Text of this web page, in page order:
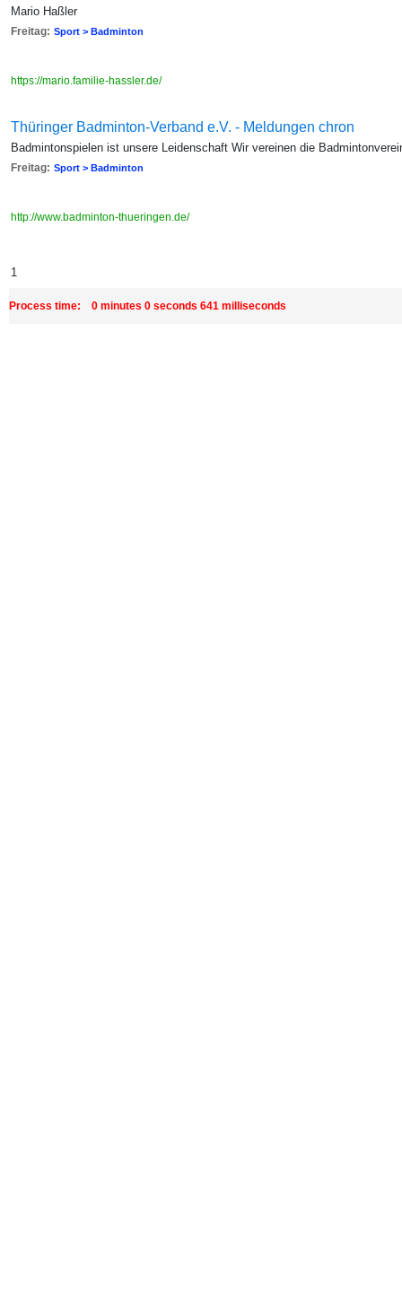
Mario Haßler
Freitag: Sport > Badminton
https://mario.familie-hassler.de/
Thüringer Badminton-Verband e.V. - Meldungen chron
Badmintonspielen ist unsere Leidenschaft Wir vereinen die
Freitag: Sport > Badminton
http://www.badminton-thueringen.de/
1
Process time: 0 minutes 0 seconds 641 milliseconds